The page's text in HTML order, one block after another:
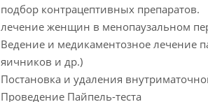
подбор контрацептивных препаратов.
лечение женщин в менопаузальном
Ведение и медикаментозное лечение
яичников и др.)
Постановка и удаления
Проведение Пайпель-теста